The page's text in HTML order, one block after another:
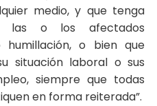
medio, y que tenga
las o los afectados
o bien que
situación laboral o sus
siempre que todas
en forma reiterada”.